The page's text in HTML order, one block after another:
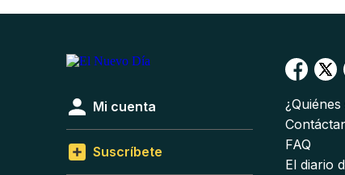
Mi cuenta
Suscríbete
FAQ
El diario